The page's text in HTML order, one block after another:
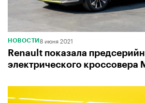
НОВОСТИ 8 июня 2021
Renault показала
электрического кроссовера